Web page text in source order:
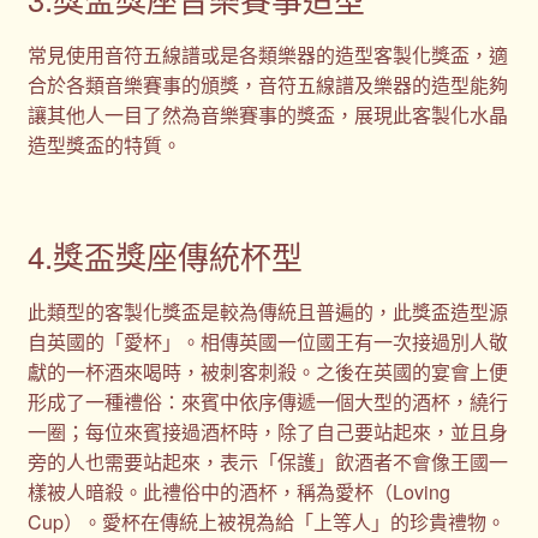
常見使用音符五線譜或是各類樂器的造型客製化獎盃，適
合於各類音樂賽事的頒獎，音符五線譜及樂器的造型能夠
讓其他人一目了然為音樂賽事的獎盃，展現此客製化水晶
造型獎盃的特質。
4.獎盃獎座傳統杯型
此類型的客製化獎盃是較為傳統且普遍的，此獎盃造型源
自英國的「愛杯」。相傳英國一位國王有一次接過別人敬
獻的一杯酒來喝時，被刺客刺殺。之後在英國的宴會上便
形成了一種禮俗：來賓中依序傳遞一個大型的酒杯，繞行
一圈；每位來賓接過酒杯時，除了自己要站起來，並且身
旁的人也需要站起來，表示「保護」飲酒者不會像王國一
樣被人暗殺。此禮俗中的酒杯，稱為愛杯（Loving
Cup）。愛杯在傳統上被視為給「上等人」的珍貴禮物。